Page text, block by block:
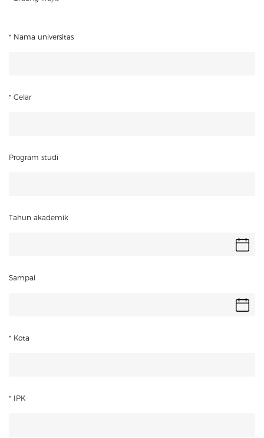
* Nama universitas
* Gelar
Program studi
Tahun akademik
Sampai
* Kota
* IPK